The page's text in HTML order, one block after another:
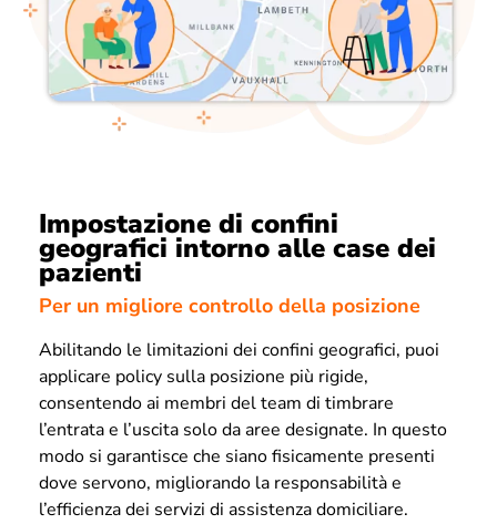
Impostazione di confini
geografici intorno alle case dei
pazienti
Per un migliore controllo della posizione
Abilitando le limitazioni dei confini geografici, puoi
applicare policy sulla posizione più rigide,
consentendo ai membri del team di timbrare
l’entrata e l’uscita solo da aree designate. In questo
modo si garantisce che siano fisicamente presenti
dove servono, migliorando la responsabilità e
l’efficienza dei servizi di assistenza domiciliare.